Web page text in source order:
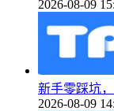
2026-08-09
新手零踩坑
2026-08-09